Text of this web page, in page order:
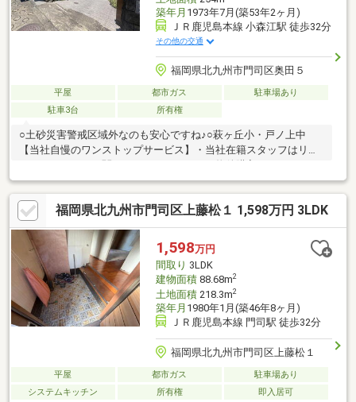
築年月 1973年7月(築53年2ヶ月)
ＪＲ鹿児島本線 小森江駅 徒歩32分
その他の交通
福岡県北九州市門司区奥田５
平屋 都市ガス
駐車場あり
駐車3台
所有権
○土砂災害警戒区域外なのも安心ですね♪○萩ヶ丘小・戸ノ上中
【当社自慢のワンストップサービス】・当社在籍スタッフはリフ
費用もまとめてお見積り♪・住み替え先を探しながら、ご自宅の売
却が並行して行えます！・もちろん査定も無料です♪【ライフスタ
イルに合わせた物件探し】・土日祝/18時以降/1件～複数件のご内
覧も大歓迎・ご自宅等への送迎も可能です！・当社未掲載物件も
ご案内できます♪
福岡県北九州市門司区上藤松１ 1,598万円 3LDK
1,598万円
間取り 3LDK
建物面積88.68m2
土地面積218.3m2
築年月 1980年1月(築46年8ヶ月)
ＪＲ鹿児島本線 門司駅 徒歩32分
福岡県北九州市門司区上藤松１
平屋 都市ガス
駐車場あり
システムキッチン
所有権 即入居可